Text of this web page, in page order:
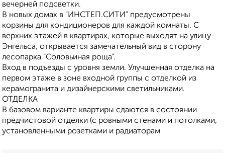
вечерней подсветки.
В новых домах в "ИНСТЕП.СИТИ" предусмотрены
корзины для кондиционеров для каждой комнаты. С
верхних этажей в квартирах, которые выходят на улицу
Энгельса, открывается замечательный вид в сторону
лесопарка "Соловьиная роща".
Вход в подъезды с уровня земли. Улучшенная отделка на
первом этаже в зоне входной группы с отделкой из
керамогранита и дизайнерскими светильниками.
ОТДЕЛКА
В базовом варианте квартиры сдаются в состоянии
предчистовой отделки (с ровными стенами и потолками,
установленными розетками и радиаторам